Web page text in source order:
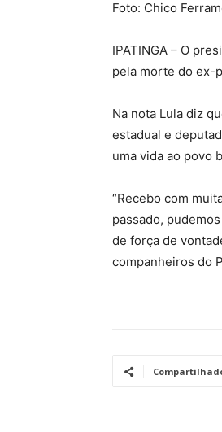
Foto: Chico
IPATINGA – O
pela morte do ex-
Na nota Lula diz
estadual e
uma vida ao povo
“Recebo com
passado,
de força de
companheiros do